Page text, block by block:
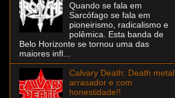
Quando se fala em
Sarcófago se fala em
pioneirismo, radicalismo e
polêmica. Esta banda de
Belo Horizonte se tornou uma das
maiores infl...
Calvary Death: Death metal
arrasador e com
honestidade!!